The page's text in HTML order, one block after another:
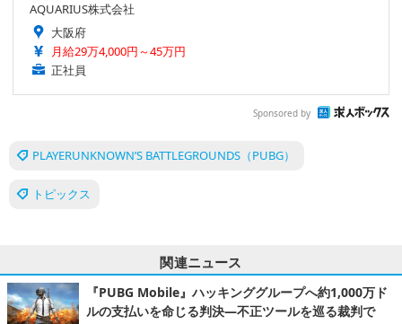
AQUARIUS株式会社
大阪府
月給29万4,000円～45万円
正社員
Sponsored by
PLAYERUNKNOWN’S BATTLEGROUNDS（PUBG）
トピックス
関連ニュース
『PUBG Mobile』ハッキンググループへ約1,000万ド
ルの支払いを命じる判決―不正ツールを巡る裁判で